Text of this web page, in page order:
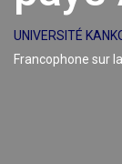
UNIVERSITÉ
Francophone sur